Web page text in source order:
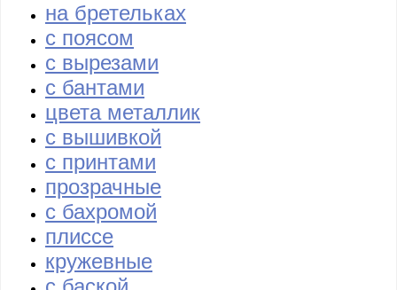
на бретельках
с поясом
с вырезами
с бантами
цвета металлик
с вышивкой
с принтами
прозрачные
с бахромой
плиссе
кружевные